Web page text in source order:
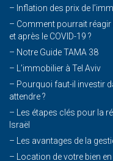
– Inflation des prix de
– Comment pourrait
et après le COVID-19 ?
– Notre Guide TAMA 38
– L’immobilier à Tel Aviv
– Pourquoi faut-il investir
attendre ?
– Les étapes clés pour la
Israël
– Les avantages de la
– Location de votre bien